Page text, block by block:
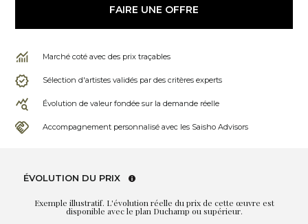
FAIRE UNE OFFRE
Marché coté avec des prix traçables
Sélection d'artistes validés par des critères experts
Évolution de valeur fondée sur la demande réelle
Accompagnement personnalisé avec les Saisho Advisors
ÉVOLUTION DU PRIX
Exemple illustratif. L'évolution réelle du prix de cette œuvre est
disponible avec le plan Duchamp ou supérieur.